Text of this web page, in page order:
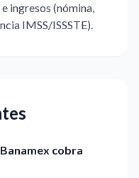
ingresos (nómina,
IMSS/ISSSTE).
cobra